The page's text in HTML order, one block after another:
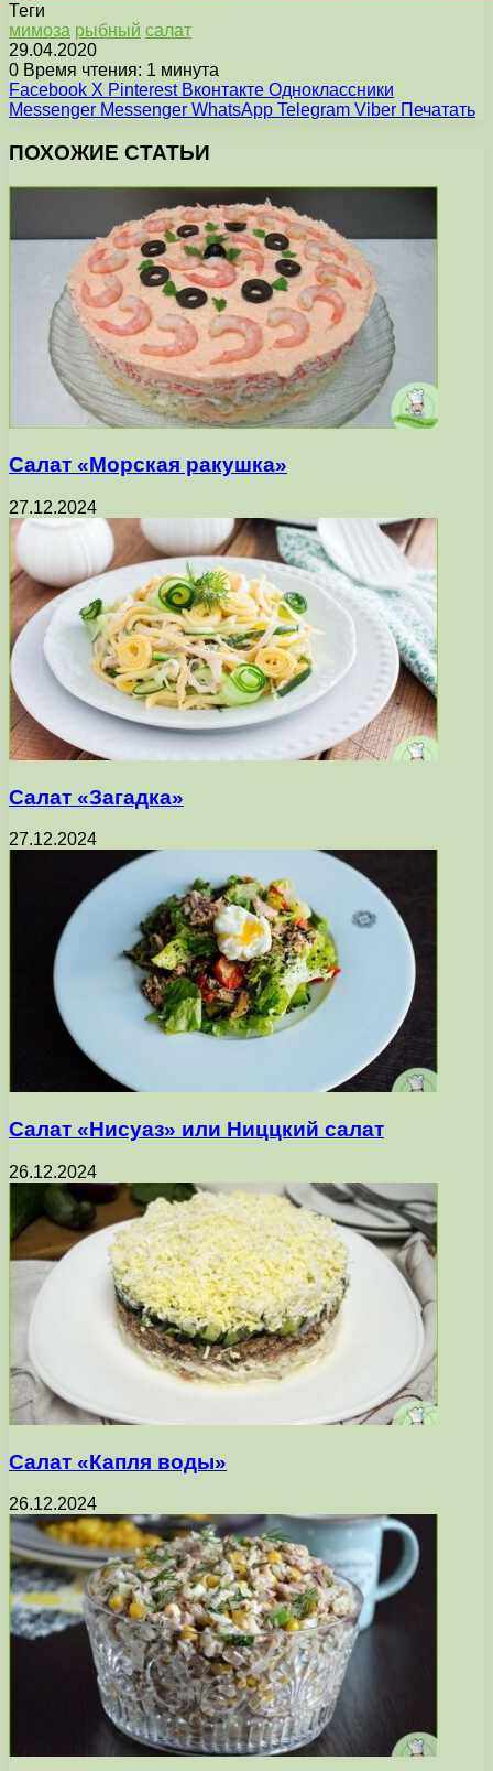
Теги
мимоза рыбный салат
29.04.2020
0 Время чтения: 1 минута
Facebook X Pinterest Вконтакте Одноклассники
Messenger Messenger WhatsApp Telegram Viber Печатать
ПОХОЖИЕ СТАТЬИ
Салат «Морская ракушка»
27.12.2024
Салат «Загадка»
27.12.2024
Салат «Нисуаз» или Ниццкий салат
26.12.2024
Салат «Капля воды»
26.12.2024